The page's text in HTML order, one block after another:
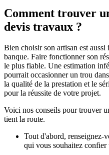
Comment trouver
devis travaux ?
Bien choisir son artisan est
banque. Faire fonctionner son
le plus fiable. Une estimation
pourrait occasionner un trou
la qualité de la prestation et le
pour la réussite de votre projet.
Voici nos conseils pour trouver
tient la route.
Tout d'abord, renseignez-
qui vous souhaitez confier